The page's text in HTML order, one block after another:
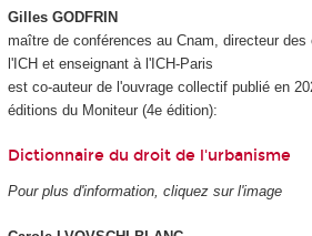
Gilles GODFRIN
maître de conférences au Cnam, directeur des
l'ICH et enseignant à l'ICH-Paris
est co-auteur de l'ouvrage collectif publié en
éditions du Moniteur (4e édition):
Dictionnaire du droit de l'urbanisme
Pour plus d'information, cliquez sur l'image